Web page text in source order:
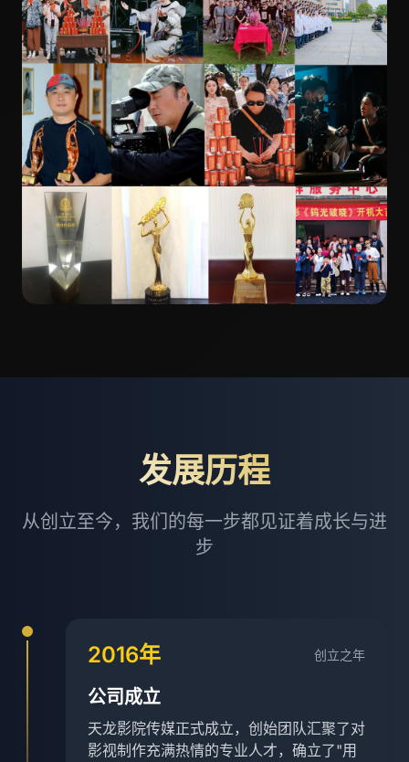
发展历程
从创立至今，我们的每一步都见证着成长与进
步
2016年 创立之年
公司成立
天龙影院传媒正式成立，创始团队汇聚了对
影视制作充满热情的专业人才，确立了"用